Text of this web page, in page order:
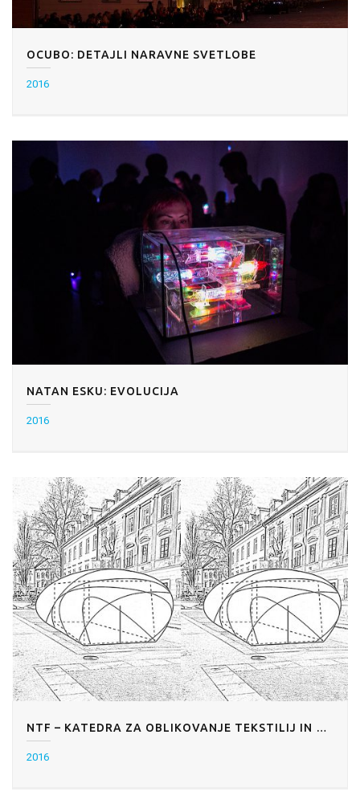
OCUBO: DETAJLI NARAVNE SVETLOBE
2016
NATAN ESKU: EVOLUCIJA
2016
NTF – KATEDRA ZA OBLIKOVANJE TEKSTILIJ IN OBLAČIL: KOKON
2016